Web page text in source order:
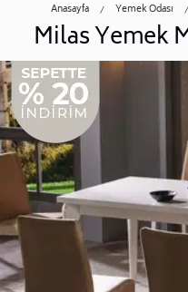
Anasayfa Yemek Odası
Milas Yemek